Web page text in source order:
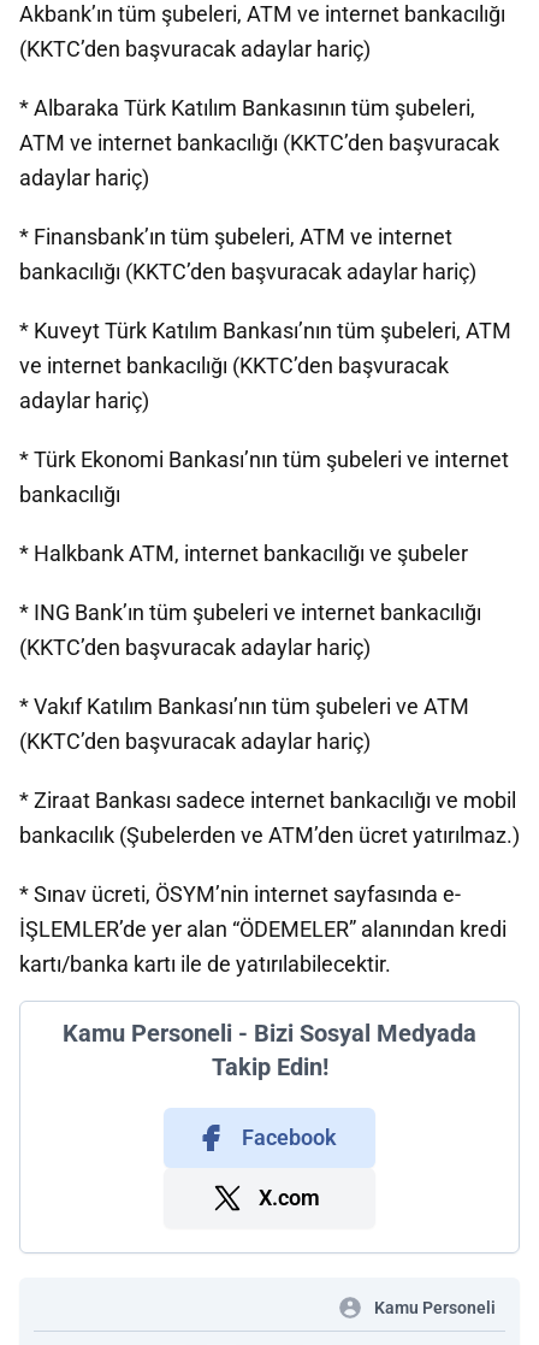
Akbank’ın tüm şubeleri, ATM ve internet bankacılığı
(KKTC’den başvuracak adaylar hariç)
* Albaraka Türk Katılım Bankasının tüm şubeleri,
ATM ve internet bankacılığı (KKTC’den başvuracak
adaylar hariç)
* Finansbank’ın tüm şubeleri, ATM ve internet
bankacılığı (KKTC’den başvuracak adaylar hariç)
* Kuveyt Türk Katılım Bankası’nın tüm şubeleri, ATM
ve internet bankacılığı (KKTC’den başvuracak
adaylar hariç)
* Türk Ekonomi Bankası’nın tüm şubeleri ve internet
bankacılığı
* Halkbank ATM, internet bankacılığı ve şubeler
* ING Bank’ın tüm şubeleri ve internet bankacılığı
(KKTC’den başvuracak adaylar hariç)
* Vakıf Katılım Bankası’nın tüm şubeleri ve ATM
(KKTC’den başvuracak adaylar hariç)
* Ziraat Bankası sadece internet bankacılığı ve mobil
bankacılık (Şubelerden ve ATM’den ücret yatırılmaz.)
* Sınav ücreti, ÖSYM’nin internet sayfasında e-
İŞLEMLER’de yer alan “ÖDEMELER” alanından kredi
kartı/banka kartı ile de yatırılabilecektir.
Kamu Personeli - Bizi Sosyal Medyada
Takip Edin!
Facebook
X.com
Kamu Personeli